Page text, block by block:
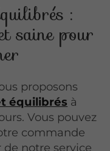
:
saine pour
proposons
équilibrés à
Vous pouvez
commande
notre service